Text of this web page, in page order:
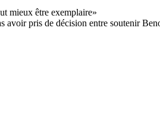
pris de décision entre soutenir